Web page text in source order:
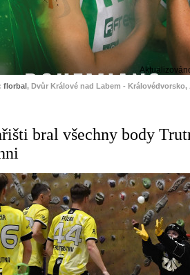
florbal, Dvůr Králové nad Labem - Královédvorsko,
bral všechny body